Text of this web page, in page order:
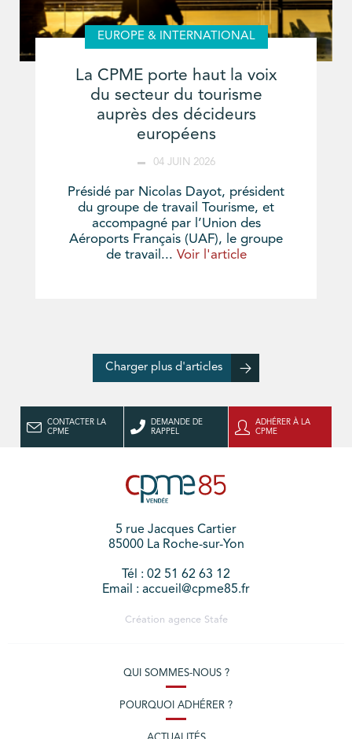
EUROPE & INTERNATIONAL
La CPME porte haut la voix
du secteur du tourisme
auprès des décideurs
européens
04 JUIN 2026
Présidé par Nicolas Dayot, président
du groupe de travail Tourisme, et
accompagné par l’Union des
Aéroports Français (UAF), le groupe
de travail... Voir l'article
Charger plus d'articles
CONTACTER LA
CPME
DEMANDE DE
RAPPEL
ADHÉRER À LA
CPME
5 rue Jacques Cartier
85000 La Roche-sur-Yon
Tél : 02 51 62 63 12
Email : accueil@cpme85.fr
Création agence Stafe
QUI SOMMES-NOUS ?
POURQUOI ADHÉRER ?